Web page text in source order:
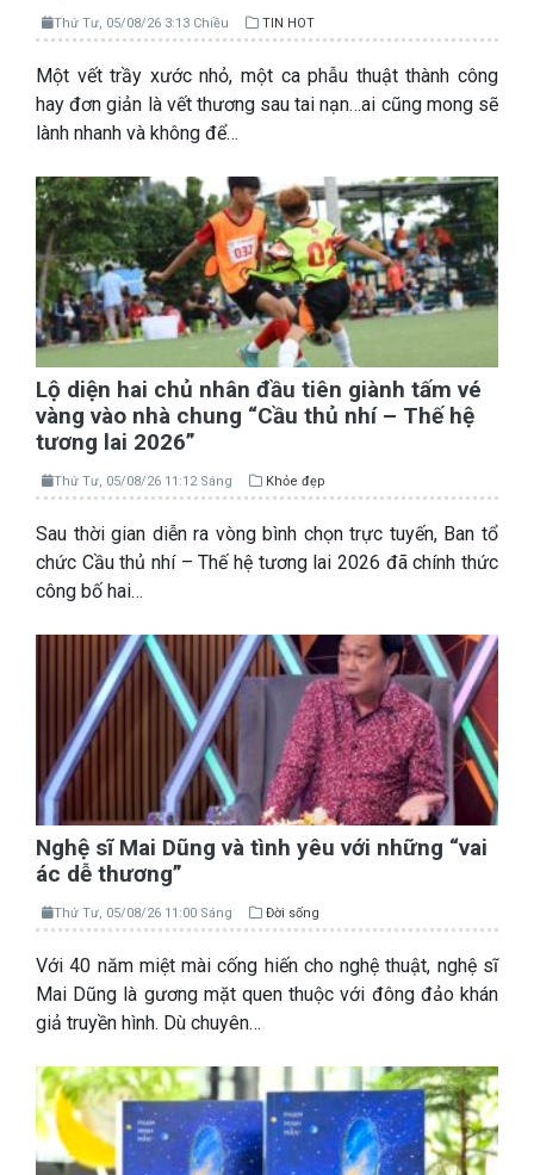
Thứ Tư, 05/08/26 3:13 Chiều TIN HOT
Một vết trầy xước nhỏ, một ca phẫu thuật thành công
hay đơn giản là vết thương sau tai nạn…ai cũng mong sẽ
lành nhanh và không để…
Lộ diện hai chủ nhân đầu tiên giành tấm vé
vàng vào nhà chung “Cầu thủ nhí – Thế hệ
tương lai 2026”
Thứ Tư, 05/08/26 11:12 Sáng Khỏe đẹp
Sau thời gian diễn ra vòng bình chọn trực tuyến, Ban tổ
chức Cầu thủ nhí – Thế hệ tương lai 2026 đã chính thức
công bố hai…
Nghệ sĩ Mai Dũng và tình yêu với những “vai
ác dễ thương”
Thứ Tư, 05/08/26 11:00 Sáng Đời sống
Với 40 năm miệt mài cống hiến cho nghệ thuật, nghệ sĩ
Mai Dũng là gương mặt quen thuộc với đông đảo khán
giả truyền hình. Dù chuyên…